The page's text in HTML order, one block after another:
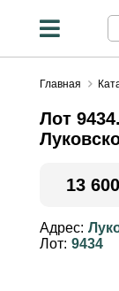
Главная
Лот
13 600
Курсы
Адрес:
Лот: 9434